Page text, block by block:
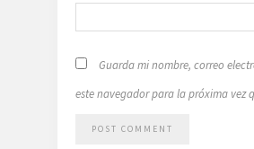
Guarda mi nombre, correo
este navegador para la próxima vez